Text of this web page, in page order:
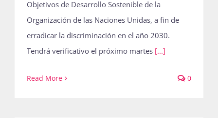
Objetivos de Desarrollo Sostenible de la
Organización de las Naciones Unidas, a fin de
erradicar la discriminación en el año 2030.
Tendrá verificativo el próximo martes [...]
Read More 0